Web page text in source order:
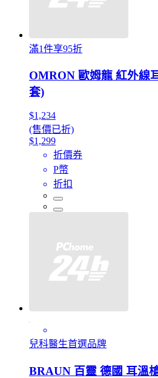
滿1件享95折
OMRON 歐姆龍 紅外線
套)
$1,234
(售價已折)
$1,299
折價券
P幣
折扣
兒科醫生首選品牌
BRAUN 百靈 德國 耳溫